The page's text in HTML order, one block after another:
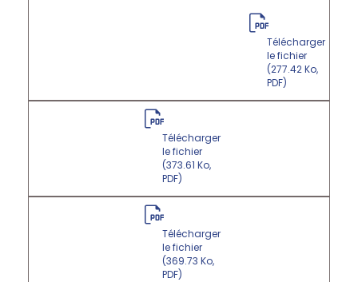
Télécharger
le fichier
(277.42 Ko,
PDF)
Télécharger
le fichier
(373.61 Ko,
PDF)
Télécharger
le fichier
(369.73 Ko,
PDF)